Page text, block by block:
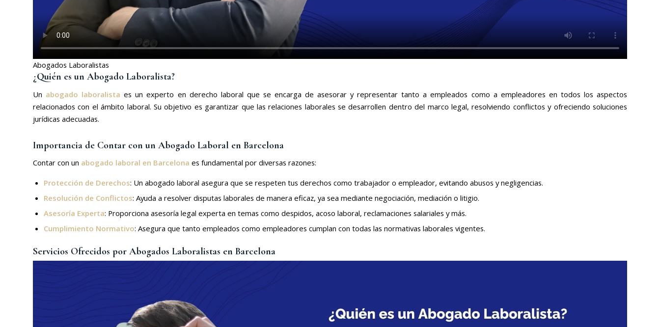
Abogados Laboralistas
¿Quién es un Abogado Laboralista?
Un abogado laboralista es un experto en derecho laboral que se encarga de asesorar y representar tanto a empleados como a empleadores en todos los aspectos
relacionados con el ámbito laboral. Su objetivo es garantizar que las relaciones laborales se desarrollen dentro del marco legal, resolviendo conflictos y ofreciendo soluciones
jurídicas adecuadas.
Importancia de Contar con un Abogado Laboral en Barcelona
Contar con un abogado laboral en Barcelona es fundamental por diversas razones:
Protección de Derechos: Un abogado laboral asegura que se respeten tus derechos como trabajador o empleador, evitando abusos y negligencias.
Resolución de Conflictos: Ayuda a resolver disputas laborales de manera eficaz, ya sea mediante negociación, mediación o litigio.
Asesoría Experta: Proporciona asesoría legal experta en temas como despidos, acoso laboral, reclamaciones salariales y más.
Cumplimiento Normativo: Asegura que tanto empleados como empleadores cumplan con todas las normativas laborales vigentes.
Servicios Ofrecidos por Abogados Laboralistas en Barcelona